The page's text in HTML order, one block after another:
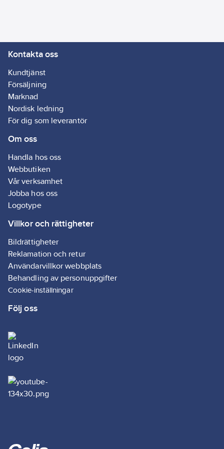
inga rester
- Anpassningsbar
spädning för olika
behov
Artikelnr: 81259879
Lev. artikelnr: 572648
artikelnr:
Materialklass TG1900
Kontakta oss
Kundtjänst
Försäljning
Marknad
Nordisk ledning
För dig som leverantör
Om oss
Handla hos oss
Webbutiken
Vår verksamhet
Jobba hos oss
Logotype
Villkor och rättigheter
Bildrättigheter
Reklamation och retur
Användarvillkor webbplats
Behandling av personuppgifter
Cookie-inställningar
Följ oss